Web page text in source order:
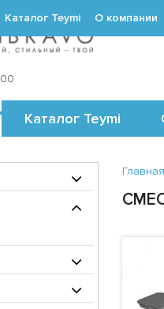
Каталог Teymi
Каталог Teymi О компании
Главная